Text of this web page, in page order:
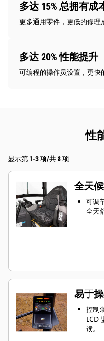
多达 15% 总拥有成
更多通用零件，更低的修理
多达 20% 性能提升
可编程的操作员设置，更快
性
显示第 1-3 项/共 8 项
全天
可调
全天
易于
控制
LCD
读。